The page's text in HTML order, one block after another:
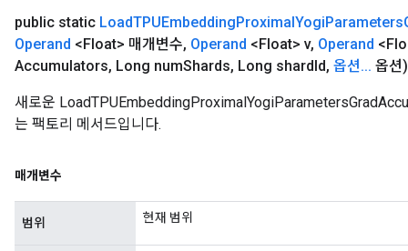
public static LoadTPUEmbeddingProximalYogiParameters
Operand <Float> 매개변수, Operand <Float> v, Operand
Accumulators, Long numShards, Long shardId, 옵션... 옵션)
새로운
는 팩토리 메서드입니다.
매개변수
범위 현재 범위